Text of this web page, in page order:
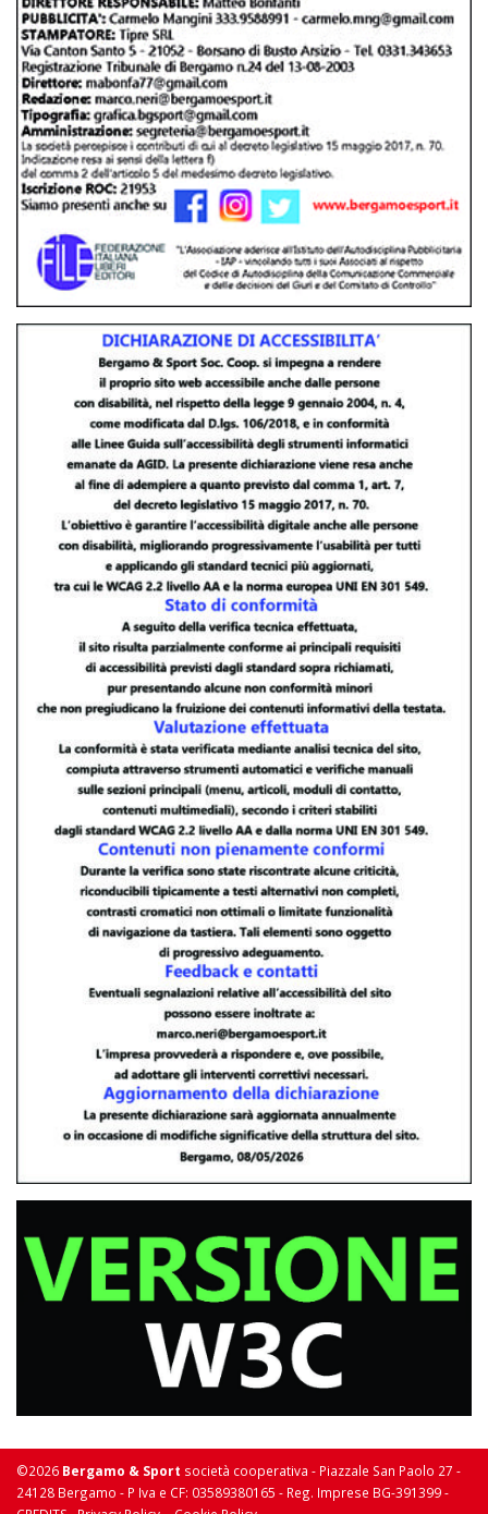
©2026 Bergamo & Sport società cooperativa - Piazzale San Paolo 27 -
24128 Bergamo - P Iva e CF: 03589380165 - Reg. Imprese BG-391399 -